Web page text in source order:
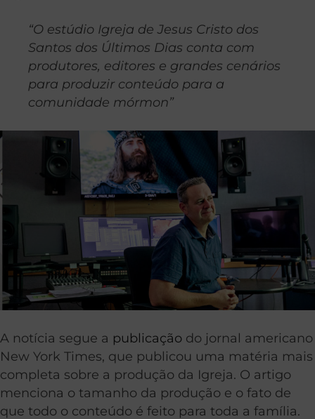
“O estúdio Igreja de Jesus Cristo dos
Santos dos Últimos Dias conta com
produtores, editores e grandes cenários
para produzir conteúdo para a
comunidade mórmon”
A notícia segue a publicação do jornal americano
New York Times, que publicou uma matéria mais
completa sobre a produção da Igreja. O artigo
menciona o tamanho da produção e o fato de
que todo o conteúdo é feito para toda a família.